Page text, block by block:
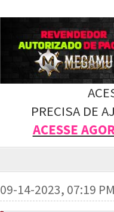
PRECISA DE
ACESSE
09-14-2023, 07:19